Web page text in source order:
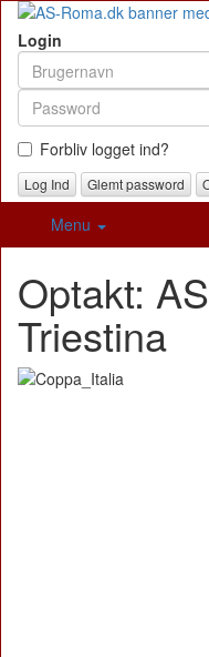
Login
Forbliv logget ind?
Glemt password
Menu
Optakt:
Triestina